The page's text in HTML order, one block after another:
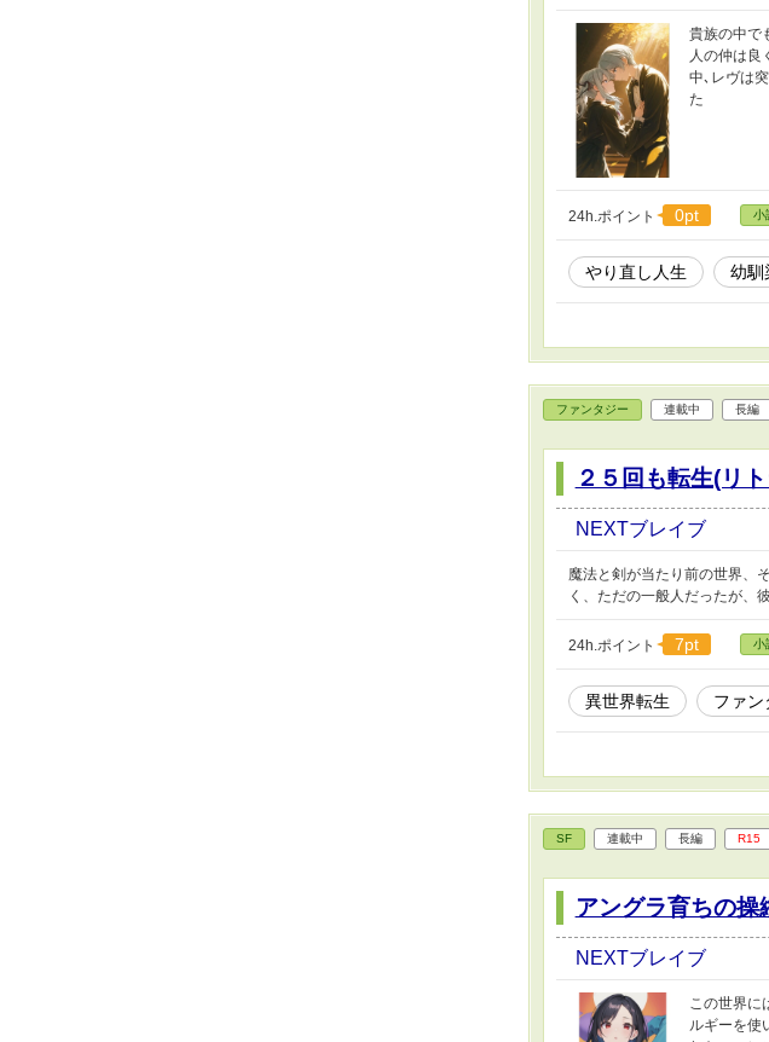
貴族の中で
人の仲は良
中､レヴは
た
24h.ポイント 0pt 小
やり直し人生 幼馴
ファンタジー 連載中 長編
２５回も転生(リ
NEXTブレイブ
魔法と剣が当たり前の世界、
く、ただの一般人だったが、
24h.ポイント 7pt 小
異世界転生 ファン
SF 連載中 長編 R15
アングラ育ちの操
NEXTブレイブ
この世界に
ルギーを使